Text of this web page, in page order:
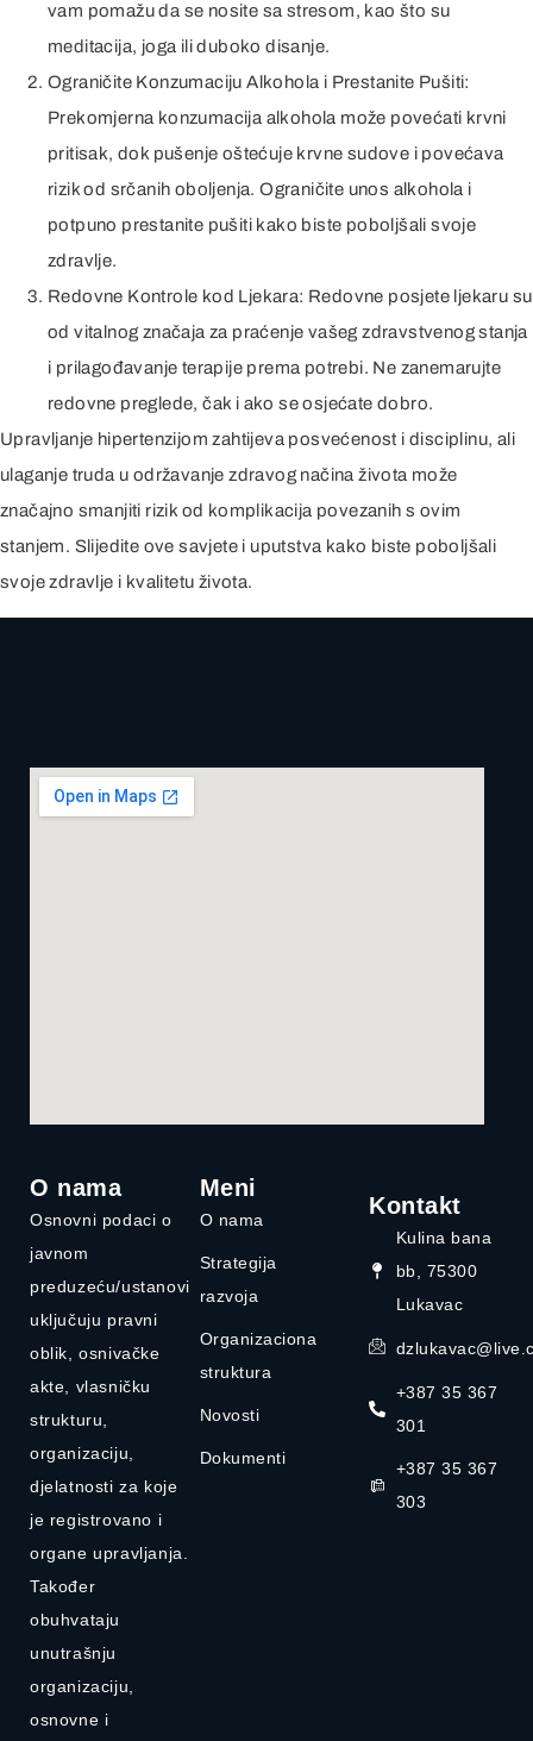
vam pomažu da se nosite sa stresom, kao što su
meditacija, joga ili duboko disanje.
Ograničite Konzumaciju Alkohola i Prestanite Pušiti:
Prekomjerna konzumacija alkohola može povećati krvni
pritisak, dok pušenje oštećuje krvne sudove i povećava
rizik od srčanih oboljenja. Ograničite unos alkohola i
potpuno prestanite pušiti kako biste poboljšali svoje
zdravlje.
Redovne Kontrole kod Ljekara: Redovne posjete ljekaru su
od vitalnog značaja za praćenje vašeg zdravstvenog stanja
i prilagođavanje terapije prema potrebi. Ne zanemarujte
redovne preglede, čak i ako se osjećate dobro.
Upravljanje hipertenzijom zahtijeva posvećenost i disciplinu, ali
ulaganje truda u održavanje zdravog načina života može
značajno smanjiti rizik od komplikacija povezanih s ovim
stanjem. Slijedite ove savjete i uputstva kako biste poboljšali
svoje zdravlje i kvalitetu života.
O nama
Osnovni podaci o
javnom
preduzeću/ustanovi
uključuju pravni
oblik, osnivačke
akte, vlasničku
strukturu,
organizaciju,
djelatnosti za koje
je registrovano i
organe upravljanja.
Također
obuhvataju
unutrašnju
organizaciju,
osnovne i
Meni
O nama
Strategija
razvoja
Organizaciona
struktura
Novosti
Dokumenti
Kontakt
Kulina bana
bb, 75300
Lukavac
+387 35 367
301
+387 35 367
303